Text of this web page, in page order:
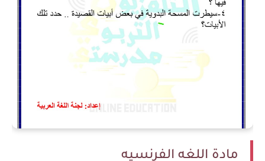
مادة اللغه الفرنسيه